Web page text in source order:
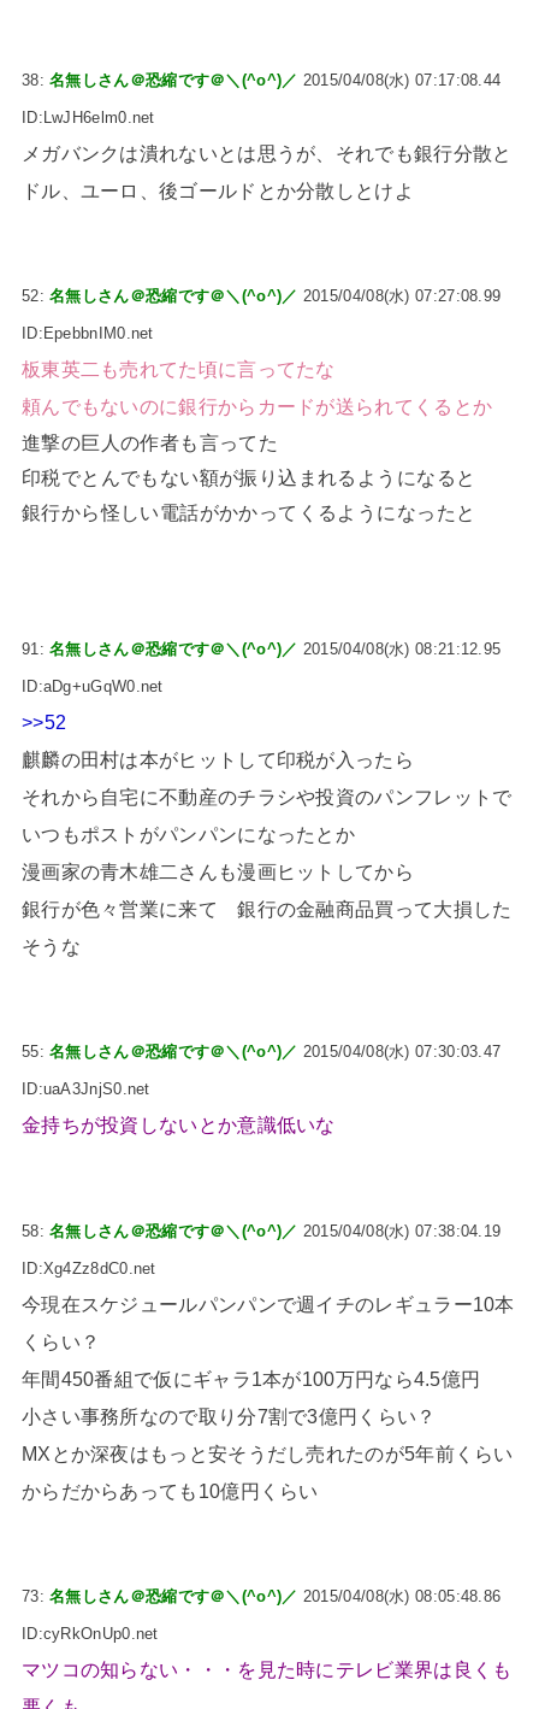
38:名無しさん＠恐縮です＠＼(^o^)／ 2015/04/08(水) 07:17:08.44
ID:LwJH6elm0.net
メガバンクは潰れないとは思うが、それでも銀行分散と
ドル、ユーロ、後ゴールドとか分散しとけよ
52:名無しさん＠恐縮です＠＼(^o^)／ 2015/04/08(水) 07:27:08.99
ID:EpebbnIM0.net
板東英二も売れてた頃に言ってたな
頼んでもないのに銀行からカードが送られてくるとか
進撃の巨人の作者も言ってた
印税でとんでもない額が振り込まれるようになると
銀行から怪しい電話がかかってくるようになったと
91:名無しさん＠恐縮です＠＼(^o^)／ 2015/04/08(水) 08:21:12.95
ID:aDg+uGqW0.net
>>52
麒麟の田村は本がヒットして印税が入ったら
それから自宅に不動産のチラシや投資のパンフレットで
いつもポストがパンパンになったとか
漫画家の青木雄二さんも漫画ヒットしてから
銀行が色々営業に来て 銀行の金融商品買って大損した
そうな
55:名無しさん＠恐縮です＠＼(^o^)／ 2015/04/08(水) 07:30:03.47
ID:uaA3JnjS0.net
金持ちが投資しないとか意識低いな
58:名無しさん＠恐縮です＠＼(^o^)／ 2015/04/08(水) 07:38:04.19
ID:Xg4Zz8dC0.net
今現在スケジュールパンパンで週イチのレギュラー10本
くらい？
年間450番組で仮にギャラ1本が100万円なら4.5億円
小さい事務所なので取り分7割で3億円くらい？
MXとか深夜はもっと安そうだし売れたのが5年前くらい
からだからあっても10億円くらい
73:名無しさん＠恐縮です＠＼(^o^)／ 2015/04/08(水) 08:05:48.86
ID:cyRkOnUp0.net
マツコの知らない・・・を見た時にテレビ業界は良くも